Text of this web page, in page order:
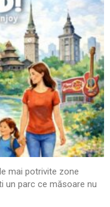
mai potrivite zone
un parc ce măsoare nu